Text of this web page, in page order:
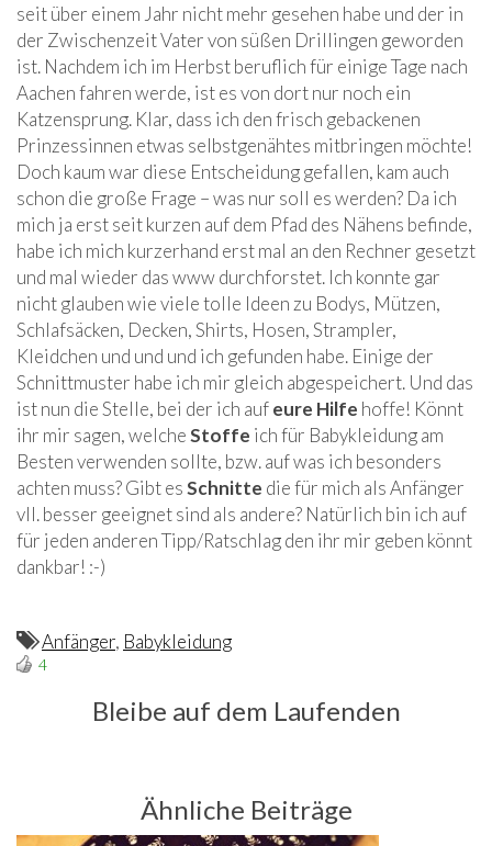
seit über einem Jahr nicht mehr gesehen habe und der in
der Zwischenzeit Vater von süßen Drillingen geworden
ist. Nachdem ich im Herbst beruflich für einige Tage nach
Aachen fahren werde, ist es von dort nur noch ein
Katzensprung. Klar, dass ich den frisch gebackenen
Prinzessinnen etwas selbstgenähtes mitbringen möchte!
Doch kaum war diese Entscheidung gefallen, kam auch
schon die große Frage – was nur soll es werden? Da ich
mich ja erst seit kurzen auf dem Pfad des Nähens befinde,
habe ich mich kurzerhand erst mal an den Rechner gesetzt
und mal wieder das www durchforstet. Ich konnte gar
nicht glauben wie viele tolle Ideen zu Bodys, Mützen,
Schlafsäcken, Decken, Shirts, Hosen, Strampler,
Kleidchen und und und ich gefunden habe. Einige der
Schnittmuster habe ich mir gleich abgespeichert. Und das
ist nun die Stelle, bei der ich aufeure Hilfe hoffe! Könnt
ihr mir sagen, welcheStoffe ich für Babykleidung am
Besten verwenden sollte, bzw. auf was ich besonders
achten muss? Gibt esSchnitte die für mich als Anfänger
vll. besser geeignet sind als andere? Natürlich bin ich auf
für jeden anderen Tipp/Ratschlag den ihr mir geben könnt
dankbar! :-)
Anfänger, Babykleidung
4
Bleibe auf dem Laufenden
Ähnliche Beiträge